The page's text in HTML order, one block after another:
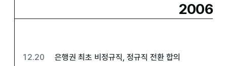
2006
12.20 은행권 최초 비정규직, 정규직 전환 합의